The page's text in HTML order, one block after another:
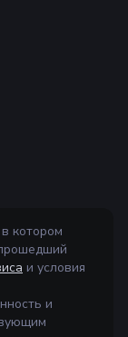
котором
и условия
и